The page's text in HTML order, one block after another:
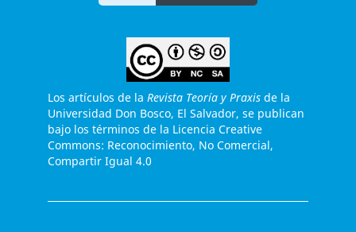
Los artículos de la Revista Teoría y Praxisde la
Universidad Don Bosco, El Salvador, se publican
bajo los términos de la Licencia Creative
Commons: Reconocimiento, No Comercial,
Compartir Igual 4.0